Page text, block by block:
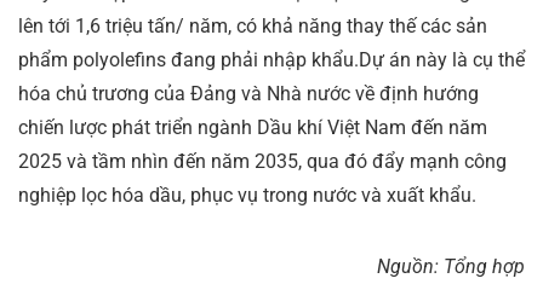
lên tới 1,6 triệu tấn/ năm, có khả năng thay thế các sản
phẩm polyolefins đang phải nhập khẩu.Dự án này là cụ thể
hóa chủ trương của Đảng và Nhà nước về định hướng
chiến lược phát triển ngành Dầu khí Việt Nam đến năm
2025 và tầm nhìn đến năm 2035, qua đó đẩy mạnh công
nghiệp lọc hóa dầu, phục vụ trong nước và xuất khẩu.
Nguồn: Tổng hợp